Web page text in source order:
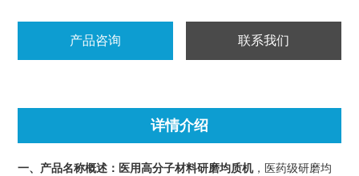
产品咨询 联系我们
详情介绍
一、产品名称概述： 医用高分子材料研磨均质机，医药级研磨均